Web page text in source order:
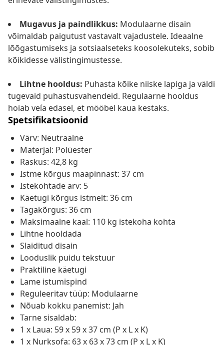
Mugavus ja paindlikkus: Modulaarne disain
võimaldab paigutust vastavalt vajadustele. Ideaalne
lõõgastumiseks ja sotsiaalseteks koosolekuteks, sobib
kõikidesse välistingimustesse.
Lihtne hooldus: Puhasta kõike niiske lapiga ja väldi
tugevaid puhastusvahendeid. Regulaarne hooldus
hoiab veía edasel, et mööbel kaua kestaks.
Spetsifikatsioonid
Värv: Neutraalne
Materjal: Polüester
Raskus: 42,8 kg
Istme kõrgus maapinnast: 37 cm
Istekohtade arv: 5
Käetugi kõrgus istmelt: 36 cm
Tagakõrgus: 36 cm
Maksimaalne kaal: 110 kg istekoha kohta
Lihtne hooldada
Slaiditud disain
Looduslik puidu tekstuur
Praktiline käetugi
Lame istumispind
Reguleeritav tüüp: Modulaarne
Nõuab kokku panemist: Jah
Tarne sisaldab:
1 x Laua: 59 x 59 x 37 cm (P x L x K)
1 x Nurksofa: 63 x 63 x 73 cm (P x L x K)